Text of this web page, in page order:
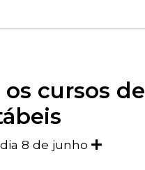
cursos de
8 de junho